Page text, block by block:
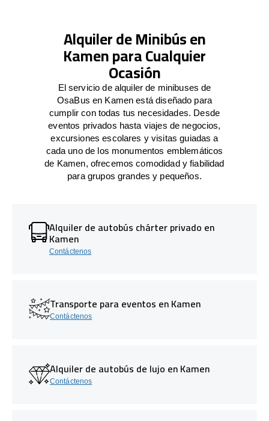
Alquiler de Minibús en
Kamen para Cualquier
Ocasión
El servicio de alquiler de minibuses de
OsaBus en Kamen está diseñado para
cumplir con todas tus necesidades. Desde
eventos privados hasta viajes de negocios,
excursiones escolares y visitas guiadas a
cada uno de los monumentos emblemáticos
de Kamen, ofrecemos comodidad y fiabilidad
para grupos grandes y pequeños.
Alquiler de autobús chárter privado en
Kamen
Contáctenos
Transporte para eventos en Kamen
Contáctenos
Alquiler de autobús de lujo en Kamen
Contáctenos